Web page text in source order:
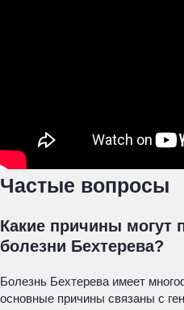
Частые вопросы
Какие причины могут
болезни Бехтерева?
Болезнь Бехтерева имеет
основные причины связаны с